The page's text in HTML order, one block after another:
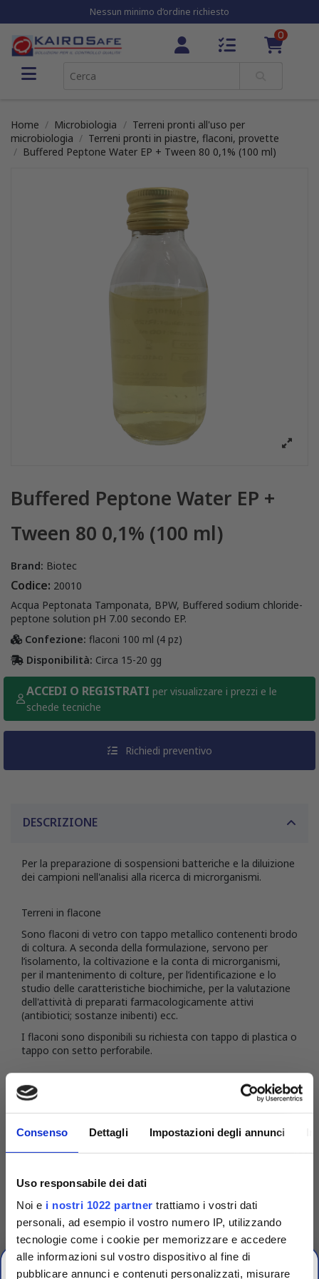
Consenso Dettagli Impostazioni degli annunci
Uso responsabile dei dati
Noi e i nostri 1022 partner trattiamo i vostri dati
personali, ad esempio il vostro numero IP, utilizzando
tecnologie come i cookie per memorizzare e accedere
alle informazioni sul vostro dispositivo al fine di
pubblicare annunci e contenuti personalizzati, misurare
Nessun minimo d’ordine richiesto
0
Home Microbiologia
Terreni pronti all'uso per
microbiologia
Terreni pronti in piastre, flaconi, provette
Buffered Peptone Water EP + Tween 80 0,1% (100 ml)
Buffered Peptone Water EP +
Tween 80 0,1% (100 ml)
Brand: Biotec
Codice: 20010
Acqua Peptonata Tamponata, BPW, Buffered sodium chloride-
peptone solution pH 7.00 secondo EP.
Confezione: flaconi 100 ml (4 pz)
Disponibilità: Circa 15-20 gg
ACCEDI O REGISTRATI per visualizzare i prezzi e le
schede tecniche
Richiedi preventivo
DESCRIZIONE
Per la preparazione di sospensioni batteriche e la diluizione
dei campioni nell'analisi alla ricerca di microrganismi.
Terreni in flacone
Sono flaconi di vetro con tappo metallico contenenti brodo
di coltura. A seconda della formulazione, servono per
l’isolamento, la coltivazione e la conta di microrganismi,
per il mantenimento di colture, per l’identificazione e lo
studio delle caratteristiche biochimiche, per la valutazione
dell'attività di preparati farmacologicamente attivi
(antibiotici; sostanze inibenti) ecc.
I flaconi sono disponibili su richiesta con tappo di plastica o
tappo con setto perforabile.